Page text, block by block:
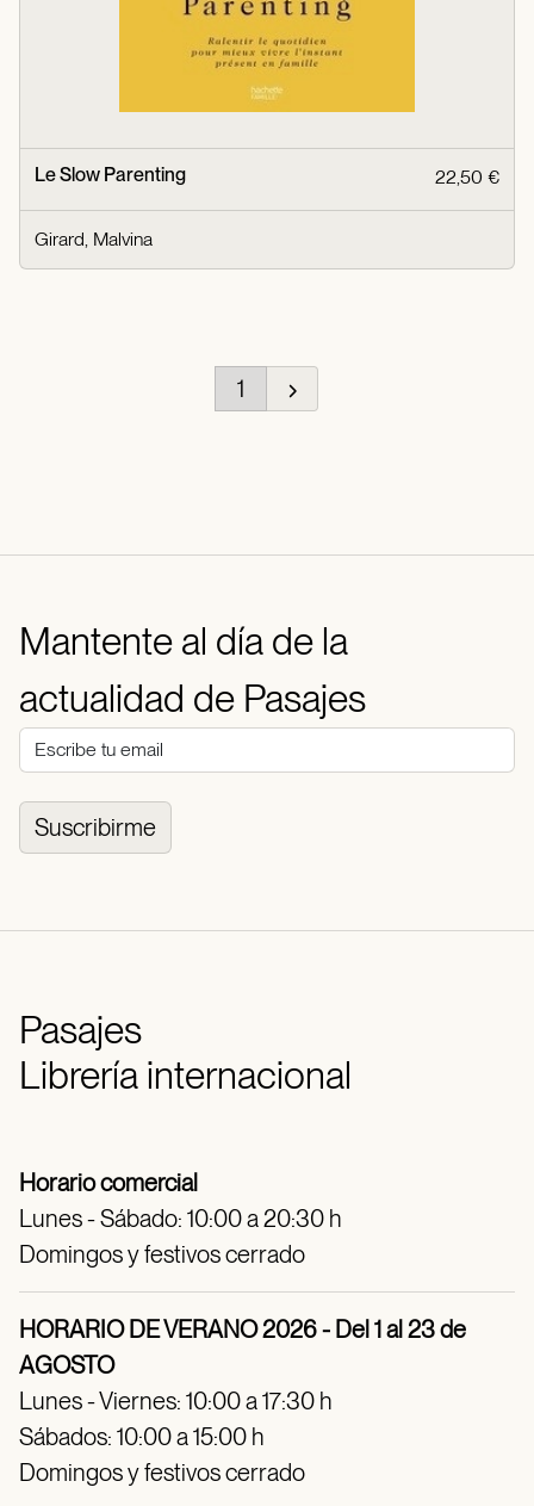
Le Slow Parenting 22,50 €
Girard, Malvina
1
Mantente al día de la
actualidad de Pasajes
Suscribirme
Pasajes
Librería internacional
Horario comercial
Lunes - Sábado: 10:00 a 20:30 h
Domingos y festivos cerrado
HORARIO DE VERANO 2026 - Del 1 al 23 de
AGOSTO
Lunes - Viernes: 10:00 a 17:30 h
Sábados: 10:00 a 15:00 h
Domingos y festivos cerrado